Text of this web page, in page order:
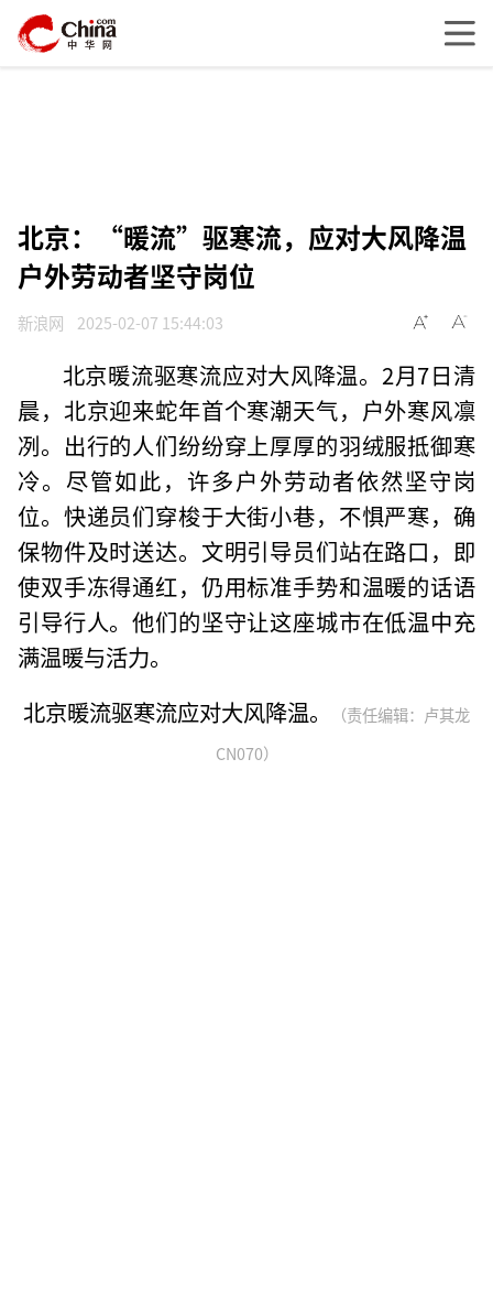
北京：“暖流”驱寒流，应对大风降温
户外劳动者坚守岗位
新浪网 2025-02-07 15:44:03
北京暖流驱寒流应对大风降温。2月7日清
晨，北京迎来蛇年首个寒潮天气，户外寒风凛
冽。出行的人们纷纷穿上厚厚的羽绒服抵御寒
冷。尽管如此，许多户外劳动者依然坚守岗
位。快递员们穿梭于大街小巷，不惧严寒，确
保物件及时送达。文明引导员们站在路口，即
使双手冻得通红，仍用标准手势和温暖的话语
引导行人。他们的坚守让这座城市在低温中充
满温暖与活力。
北京暖流驱寒流应对大风降温。
（责任编辑：卢其龙
CN070）